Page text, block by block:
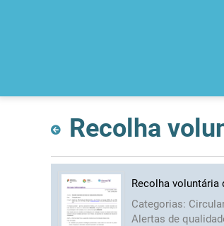
Recolha
Recolha
Categorias:
Alertas de